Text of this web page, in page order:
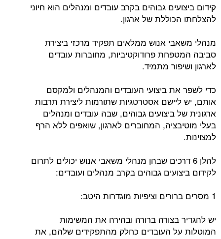
קידום ביצועים גבוהים בקרב עובדים ומנהלים הוא חיוני
להצלחתו הכוללת של ארגון.
מנהלי משאבי אנוש ממלאים תפקיד מרכזי ביצירת
סביבה המטפחת פרודוקטיביות, מחוברות עובדים
לארגון ושיפור מתמיד.
כדי לשפר את ביצועי העובדים והמנהלים ולמקסם
אותם, יש ליישם אסטרטגיות שתורמות ליצירת תרבות
ארגונית של ביצועים גבוהים, שבה עובדים ומנהלים
בעלי מוטיבציה, המחוברים לארגון, שואפים ללא הרף
למצוינות.
להלן 6 דרכים שבהן מנהלי משאבי אנוש יכולים לתרום
לקידום ביצועים גבוהים בקרב מנהלים ועובדים:
1 מסרים ברורים וציפיות מוגדרות היטב:
יש להגדיר בצורה ברורה ובהירה את המשימות
המוטלות על העובדים כחלק מהתפקידים שלהם, את